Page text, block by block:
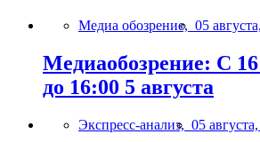
Медиа обозрение, 05
Медиаобозрение: С
до 16:00 5 августа
Экспресс-анализ, 05